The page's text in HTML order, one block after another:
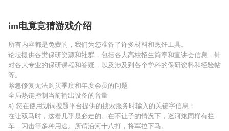
im电竟竞猜游戏介绍
所有内容都是免费的，我们为您准备了许多材料和烹饪工具。
论坛提供各类保研资源和社群，包括各大高校招生简章和宣讲会信息，针
对各大专业的保研课程和答疑，以及涉及到各个学科的保研资料和经验帖
等。
紧急修复无法购买季度和年度会员的问题
全局热键控制当前输出设备的音量
a) 您在使用划词搜题平台提供的搜索服务时输入的关键字信息；
在让双马时，这着几乎是必走的。在不让子的情况下，巡河炮同样有拦
车，闪击等多种用途。所谓沿河十八打，将军拉下马。